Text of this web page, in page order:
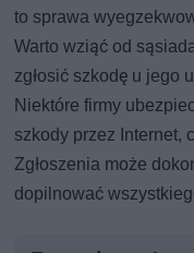
to sprawa
Warto wziąć od
zgłosić szkodę u jego
Niektóre firmy
szkody przez Internet,
Zgłoszenia może
dopilnować